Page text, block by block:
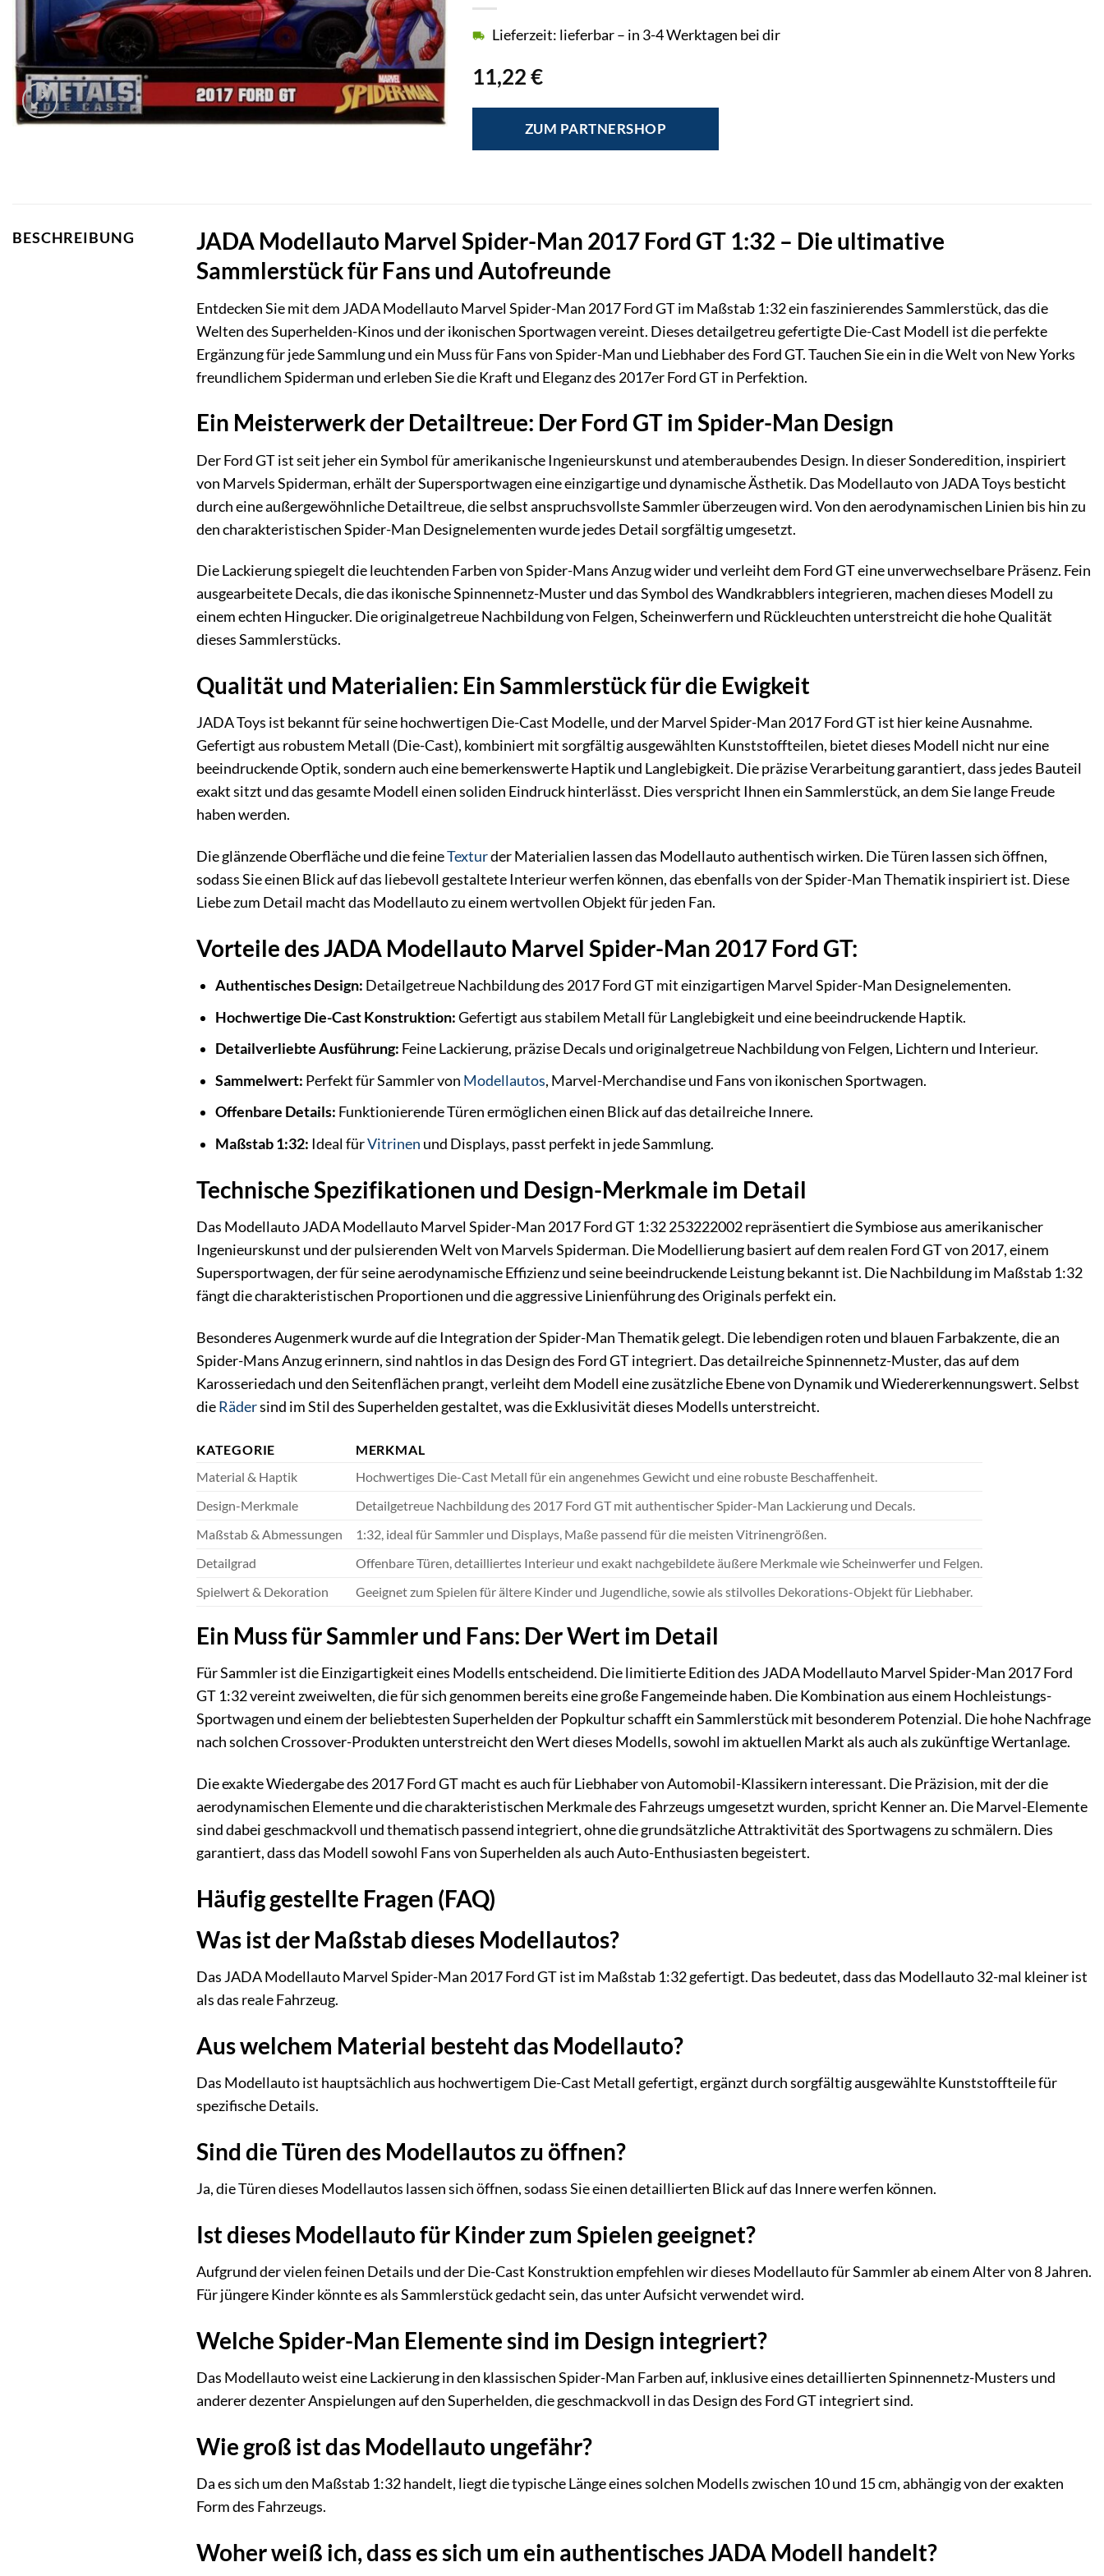
11,22€
Lieferzeit: lieferbar – in 3-4 Werktagen bei dir
ZUM PARTNERSHOP
BESCHREIBUNG
JADA Modellauto Marvel Spider-Man 2017 Ford GT 1:32 – Die ultimative
Sammlerstück für Fans und Autofreunde
Entdecken Sie mit dem JADA Modellauto Marvel Spider-Man 2017 Ford GT im Maßstab 1:32 ein faszinierendes Sammlerstück, das die
Welten des Superhelden-Kinos und der ikonischen Sportwagen vereint. Dieses detailgetreu gefertigte Die-Cast Modell ist die perfekte
Ergänzung für jede Sammlung und ein Muss für Fans von Spider-Man und Liebhaber des Ford GT. Tauchen Sie ein in die Welt von New Yorks
freundlichem Spiderman und erleben Sie die Kraft und Eleganz des 2017er Ford GT in Perfektion.
Ein Meisterwerk der Detailtreue: Der Ford GT im Spider-Man Design
Der Ford GT ist seit jeher ein Symbol für amerikanische Ingenieurskunst und atemberaubendes Design. In dieser Sonderedition, inspiriert
von Marvels Spiderman, erhält der Supersportwagen eine einzigartige und dynamische Ästhetik. Das Modellauto von JADA Toys besticht
durch eine außergewöhnliche Detailtreue, die selbst anspruchsvollste Sammler überzeugen wird. Von den aerodynamischen Linien bis hin zu
den charakteristischen Spider-Man Designelementen wurde jedes Detail sorgfältig umgesetzt.
Die Lackierung spiegelt die leuchtenden Farben von Spider-Mans Anzug wider und verleiht dem Ford GT eine unverwechselbare Präsenz. Fein
ausgearbeitete Decals, die das ikonische Spinnennetz-Muster und das Symbol des Wandkrabblers integrieren, machen dieses Modell zu
einem echten Hingucker. Die originalgetreue Nachbildung von Felgen, Scheinwerfern und Rückleuchten unterstreicht die hohe Qualität
dieses Sammlerstücks.
Qualität und Materialien: Ein Sammlerstück für die Ewigkeit
JADA Toys ist bekannt für seine hochwertigen Die-Cast Modelle, und der Marvel Spider-Man 2017 Ford GT ist hier keine Ausnahme.
Gefertigt aus robustem Metall (Die-Cast), kombiniert mit sorgfältig ausgewählten Kunststoffteilen, bietet dieses Modell nicht nur eine
beeindruckende Optik, sondern auch eine bemerkenswerte Haptik und Langlebigkeit. Die präzise Verarbeitung garantiert, dass jedes Bauteil
exakt sitzt und das gesamte Modell einen soliden Eindruck hinterlässt. Dies verspricht Ihnen ein Sammlerstück, an dem Sie lange Freude
haben werden.
Die glänzende Oberfläche und die feineTexturder Materialien lassen das Modellauto authentisch wirken. Die Türen lassen sich öffnen,
sodass Sie einen Blick auf das liebevoll gestaltete Interieur werfen können, das ebenfalls von der Spider-Man Thematik inspiriert ist. Diese
Liebe zum Detail macht das Modellauto zu einem wertvollen Objekt für jeden Fan.
Vorteile des JADA Modellauto Marvel Spider-Man 2017 Ford GT:
Authentisches Design: Detailgetreue Nachbildung des 2017 Ford GT mit einzigartigen Marvel Spider-Man Designelementen.
Hochwertige Die-Cast Konstruktion:Gefertigt aus stabilem Metall für Langlebigkeit und eine beeindruckende Haptik.
Detailverliebte Ausführung: Feine Lackierung, präzise Decals und originalgetreue Nachbildung von Felgen, Lichtern und Interieur.
Sammelwert: Perfekt für Sammler von Modellautos, Marvel-Merchandise und Fans von ikonischen Sportwagen.
Offenbare Details: Funktionierende Türen ermöglichen einen Blick auf das detailreiche Innere.
Maßstab 1:32: Ideal fürVitrinen und Displays, passt perfekt in jede Sammlung.
Technische Spezifikationen und Design-Merkmale im Detail
Das Modellauto JADA Modellauto Marvel Spider-Man 2017 Ford GT 1:32 253222002 repräsentiert die Symbiose aus amerikanischer
Ingenieurskunst und der pulsierenden Welt von Marvels Spiderman. Die Modellierung basiert auf dem realen Ford GT von 2017, einem
Supersportwagen, der für seine aerodynamische Effizienz und seine beeindruckende Leistung bekannt ist. Die Nachbildung im Maßstab 1:32
fängt die charakteristischen Proportionen und die aggressive Linienführung des Originals perfekt ein.
Besonderes Augenmerk wurde auf die Integration der Spider-Man Thematik gelegt. Die lebendigen roten und blauen Farbakzente, die an
Spider-Mans Anzug erinnern, sind nahtlos in das Design des Ford GT integriert. Das detailreiche Spinnennetz-Muster, das auf dem
Karosseriedach und den Seitenflächen prangt, verleiht dem Modell eine zusätzliche Ebene von Dynamik und Wiedererkennungswert. Selbst
dieRädersind im Stil des Superhelden gestaltet, was die Exklusivität dieses Modells unterstreicht.
KATEGORIE
MERKMAL
Material & Haptik
Hochwertiges Die-Cast Metall für ein angenehmes Gewicht und eine robuste Beschaffenheit.
Design-Merkmale
Detailgetreue Nachbildung des 2017 Ford GT mit authentischer Spider-Man Lackierung und Decals.
Maßstab & Abmessungen
1:32, ideal für Sammler und Displays, Maße passend für die meisten Vitrinengrößen.
Detailgrad
Offenbare Türen, detailliertes Interieur und exakt nachgebildete äußere Merkmale wie Scheinwerfer und Felgen.
Spielwert & Dekoration
Geeignet zum Spielen für ältere Kinder und Jugendliche, sowie als stilvolles Dekorations-Objekt für Liebhaber.
Ein Muss für Sammler und Fans: Der Wert im Detail
Für Sammler ist die Einzigartigkeit eines Modells entscheidend. Die limitierte Edition des JADA Modellauto Marvel Spider-Man 2017 Ford
GT 1:32 vereint zweiwelten, die für sich genommen bereits eine große Fangemeinde haben. Die Kombination aus einem Hochleistungs-
Sportwagen und einem der beliebtesten Superhelden der Popkultur schafft ein Sammlerstück mit besonderem Potenzial. Die hohe Nachfrage
nach solchen Crossover-Produkten unterstreicht den Wert dieses Modells, sowohl im aktuellen Markt als auch als zukünftige Wertanlage.
Die exakte Wiedergabe des 2017 Ford GT macht es auch für Liebhaber von Automobil-Klassikern interessant. Die Präzision, mit der die
aerodynamischen Elemente und die charakteristischen Merkmale des Fahrzeugs umgesetzt wurden, spricht Kenner an. Die Marvel-Elemente
sind dabei geschmackvoll und thematisch passend integriert, ohne die grundsätzliche Attraktivität des Sportwagens zu schmälern. Dies
garantiert, dass das Modell sowohl Fans von Superhelden als auch Auto-Enthusiasten begeistert.
Häufig gestellte Fragen (FAQ)
Was ist der Maßstab dieses Modellautos?
Das JADA Modellauto Marvel Spider-Man 2017 Ford GT ist im Maßstab 1:32 gefertigt. Das bedeutet, dass das Modellauto 32-mal kleiner ist
als das reale Fahrzeug.
Aus welchem Material besteht das Modellauto?
Das Modellauto ist hauptsächlich aus hochwertigem Die-Cast Metall gefertigt, ergänzt durch sorgfältig ausgewählte Kunststoffteile für
spezifische Details.
Sind die Türen des Modellautos zu öffnen?
Ja, die Türen dieses Modellautos lassen sich öffnen, sodass Sie einen detaillierten Blick auf das Innere werfen können.
Ist dieses Modellauto für Kinder zum Spielen geeignet?
Aufgrund der vielen feinen Details und der Die-Cast Konstruktion empfehlen wir dieses Modellauto für Sammler ab einem Alter von 8 Jahren.
Für jüngere Kinder könnte es als Sammlerstück gedacht sein, das unter Aufsicht verwendet wird.
Welche Spider-Man Elemente sind im Design integriert?
Das Modellauto weist eine Lackierung in den klassischen Spider-Man Farben auf, inklusive eines detaillierten Spinnennetz-Musters und
anderer dezenter Anspielungen auf den Superhelden, die geschmackvoll in das Design des Ford GT integriert sind.
Wie groß ist das Modellauto ungefähr?
Da es sich um den Maßstab 1:32 handelt, liegt die typische Länge eines solchen Modells zwischen 10 und 15 cm, abhängig von der exakten
Form des Fahrzeugs.
Woher weiß ich, dass es sich um ein authentisches JADA Modell handelt?